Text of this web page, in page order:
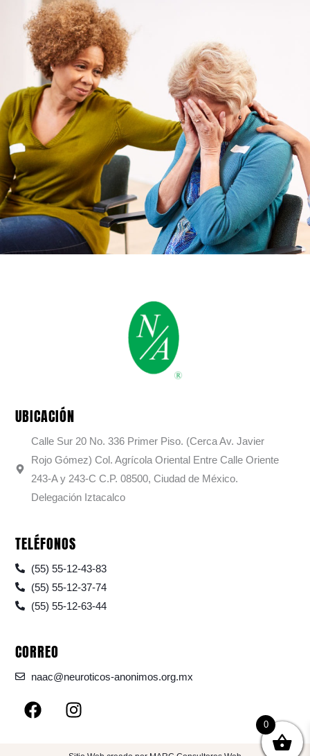
UBICACIÓN
Calle Sur 20 No. 336 Primer Piso. (Cerca Av. Javier
Rojo Gómez) Col. Agrícola Oriental Entre Calle Oriente
243-A y 243-C C.P. 08500, Ciudad de México.
Delegación Iztacalco
TELÉFONOS
(55) 55-12-43-83
(55) 55-12-37-74
(55) 55-12-63-44
CORREO
naac@neuroticos-anonimos.org.mx
F
a
I
n
0